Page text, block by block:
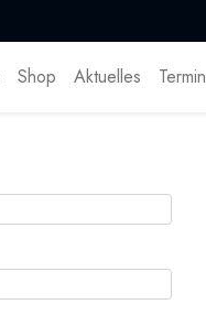
Shop Aktuelles